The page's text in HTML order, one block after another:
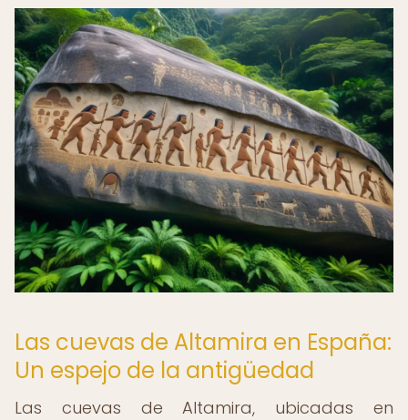
Las cuevas de Altamira en España:
Un espejo de la antigüedad
Las cuevas de Altamira, ubicadas en